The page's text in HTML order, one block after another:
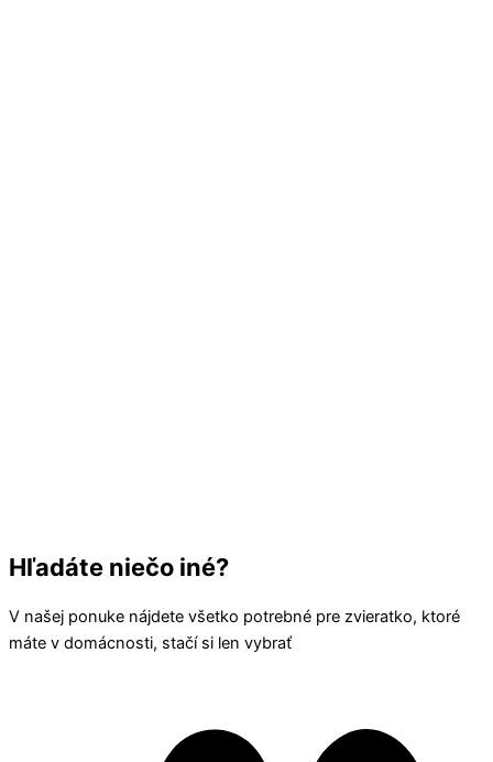
Hľadáte niečo iné?
V našej ponuke nájdete všetko potrebné pre zvieratko, ktoré
máte v domácnosti, stačí si len vybrať